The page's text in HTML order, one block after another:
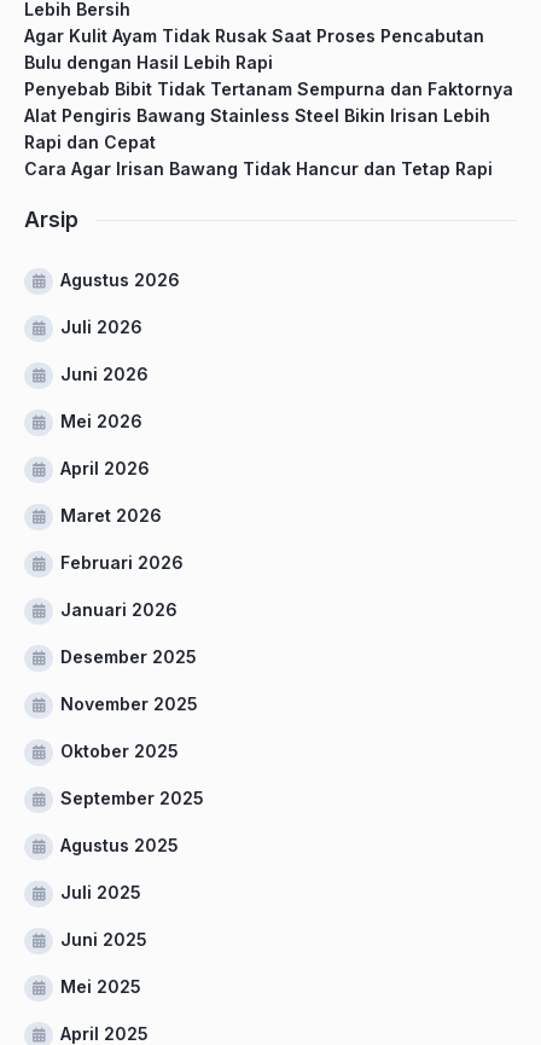
Lebih Bersih
Agar Kulit Ayam Tidak Rusak Saat Proses Pencabutan
Bulu dengan Hasil Lebih Rapi
Penyebab Bibit Tidak Tertanam Sempurna dan Faktornya
Alat Pengiris Bawang Stainless Steel Bikin Irisan Lebih
Rapi dan Cepat
Cara Agar Irisan Bawang Tidak Hancur dan Tetap Rapi
Arsip
Agustus 2026
Juli 2026
Juni 2026
Mei 2026
April 2026
Maret 2026
Februari 2026
Januari 2026
Desember 2025
November 2025
Oktober 2025
September 2025
Agustus 2025
Juli 2025
Juni 2025
Mei 2025
April 2025